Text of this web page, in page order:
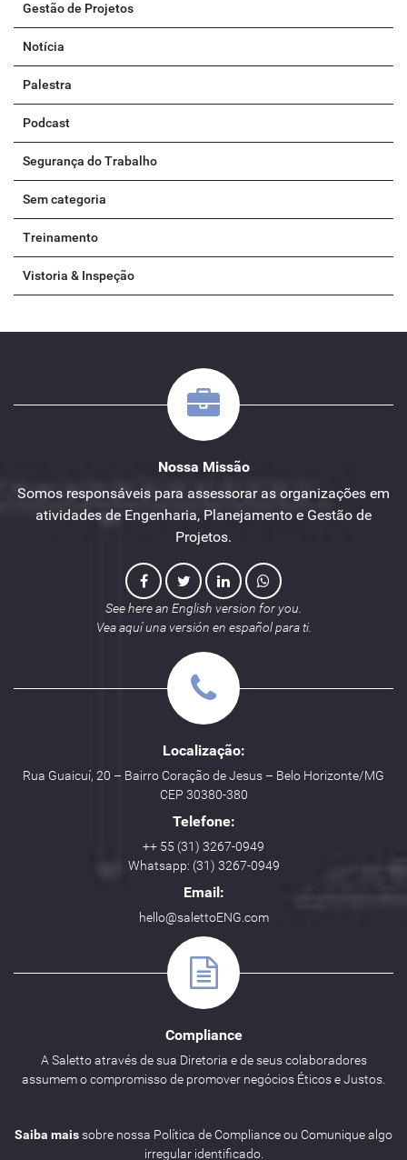
Gestão de Projetos
Notícia
Palestra
Podcast
Segurança do Trabalho
Sem categoria
Treinamento
Vistoria & Inspeção
Nossa Missão
Somos responsáveis para assessorar as organizações em
atividades de Engenharia, Planejamento e Gestão de
Projetos.
See here an English version for you.
Vea aquí una versión en español para ti.
Localização:
Rua Guaicuí, 20 – Bairro Coração de Jesus – Belo Horizonte/MG
CEP 30380-380
Telefone:
++ 55 (31) 3267-0949
Whatsapp: (31) 3267-0949
Email:
hello@salettoENG.com
Compliance
A Saletto através de sua Diretoria e de seus colaboradores
assumem o compromisso de promover negócios Éticos e Justos.
Saiba maissobre nossa Política de Compliance ou Comunique algo
irregular identificado.